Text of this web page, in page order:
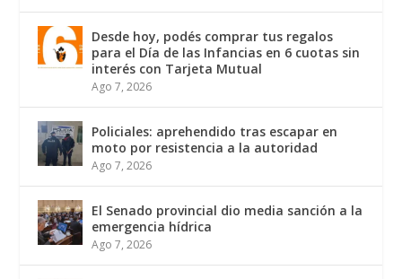
Desde hoy, podés comprar tus regalos
para el Día de las Infancias en 6 cuotas sin
interés con Tarjeta Mutual
Ago 7, 2026
Policiales: aprehendido tras escapar en
moto por resistencia a la autoridad
Ago 7, 2026
El Senado provincial dio media sanción a la
emergencia hídrica
Ago 7, 2026